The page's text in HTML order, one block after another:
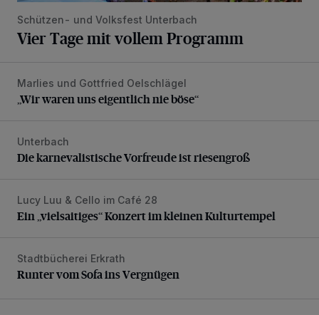
Schützen- und Volksfest Unterbach
Vier Tage mit vollem Programm
„Wir waren uns eigentlich nie böse“
Marlies und Gottfried Oelschlägel
„Wir waren uns eigentlich nie böse“
Die karnevalistische Vorfreude ist riesengroß
Unterbach
Die karnevalistische Vorfreude ist riesengroß
Ein „vielsaitiges“ Konzert im kleinen Kulturtempel
Lucy Luu & Cello im Café 28
Ein „vielsaitiges“ Konzert im kleinen Kulturtempel
Runter vom Sofa ins Vergnügen
Stadtbücherei Erkrath
Runter vom Sofa ins Vergnügen